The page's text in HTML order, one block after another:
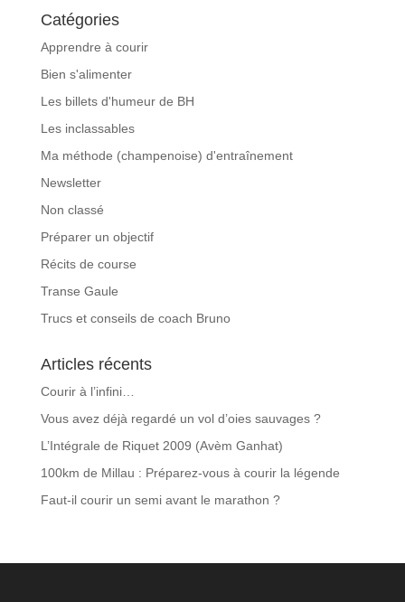
Catégories
Apprendre à courir
Bien s'alimenter
Les billets d'humeur de BH
Les inclassables
Ma méthode (champenoise) d'entraînement
Newsletter
Non classé
Préparer un objectif
Récits de course
Transe Gaule
Trucs et conseils de coach Bruno
Articles récents
Courir à l’infini…
Vous avez déjà regardé un vol d’oies sauvages ?
L’Intégrale de Riquet 2009 (Avèm Ganhat)
100km de Millau : Préparez-vous à courir la légende
Faut-il courir un semi avant le marathon ?